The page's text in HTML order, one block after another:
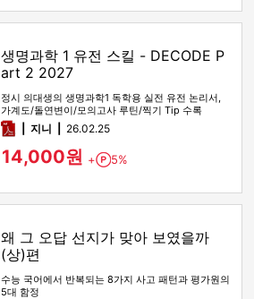
생명과학 1 유전 스킬 - DECODE P
art 2 2027
정시 의대생의 생명과학1 독학용 실전 유전 논리서,
가계도/돌연변이/모의고사 루틴/찍기 Tip 수록
pdf지니 26.02.25
14,000원 + Point
5%
왜 그 오답 선지가 맞아 보였을까
(상)편
수능 국어에서 반복되는 8가지 사고 패턴과 평가원의
5대 함정